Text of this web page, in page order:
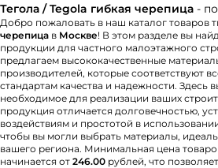
Тегола / Tegola гибкая черепица -
Добро пожаловать в наш каталог товаров
черепица в Москве! В этом разделе вы
продукции для частного малоэтажного
предлагаем высококачественные
производителей, которые соответствуют
стандартам качества и надежности. Здесь
необходимое для реализации ваших
продукция отличается долговечностью,
воздействиям и простотой в
чтобы вы могли выбрать материалы,
вашего региона. Минимальная цена
начинается от 246.00 рублей, что